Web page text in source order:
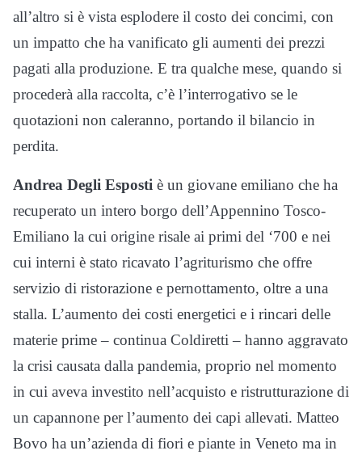
all’altro si è vista esplodere il costo dei concimi, con
un impatto che ha vanificato gli aumenti dei prezzi
pagati alla produzione. E tra qualche mese, quando si
procederà alla raccolta, c’è l’interrogativo se le
quotazioni non caleranno, portando il bilancio in
perdita.
Andrea Degli Esposti è un giovane emiliano che ha
recuperato un intero borgo dell’Appennino Tosco-
Emiliano la cui origine risale ai primi del ‘700 e nei
cui interni è stato ricavato l’agriturismo che offre
servizio di ristorazione e pernottamento, oltre a una
stalla. L’aumento dei costi energetici e i rincari delle
materie prime – continua Coldiretti – hanno aggravato
la crisi causata dalla pandemia, proprio nel momento
in cui aveva investito nell’acquisto e ristrutturazione di
un capannone per l’aumento dei capi allevati. Matteo
Bovo ha un’azienda di fiori e piante in Veneto ma in